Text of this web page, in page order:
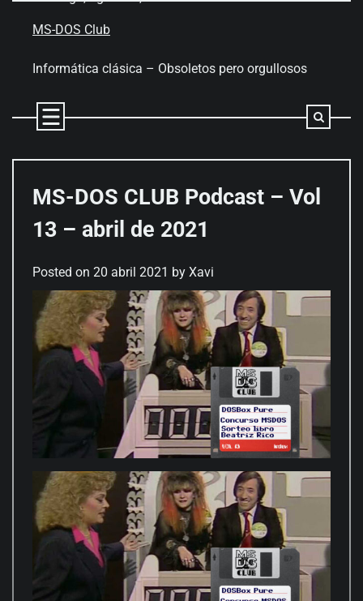
MS-DOS Club
Informática clásica – Obsoletos pero orgullosos
MS-DOS CLUB Podcast – Vol
13 – abril de 2021
Posted on 20 abril 2021 by Xavi